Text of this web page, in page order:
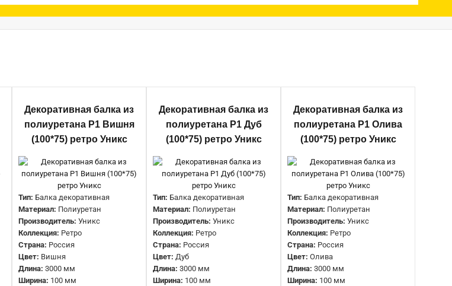
Декоративная балка из
полиуретана Р1 Венге (100*75)
ретро Уникс
3973 руб.
Тип: Балка декоративная
Материал:
Полиуретан
Производитель:
Коллекция: Ретро
Цвет: Венге
Длина: 3000 мм
Ширина: 100 мм
Высота: 75 мм
Декоративная балка из
полиуретана Р1 Вишня (100*75)
ретро Уникс
Тип:
Балка декоративная
Производитель:
Коллекция:
Декоративная балка из
полиуретана Р1 Вишня
(100*75) ретро Уникс
Тип: Балка декоративная
Материал: Полиуретан
Производитель: Уникс
Коллекция: Ретро
Страна: Россия
Цвет: Вишня
Длина: 3000 мм
Ширина: 100 мм
Декоративная балка из
полиуретана Р1 Дуб
(100*75) ретро Уникс
Тип: Балка декоративная
Материал: Полиуретан
Производитель: Уникс
Коллекция: Ретро
Страна: Россия
Цвет: Дуб
Длина: 3000 мм
Ширина: 100 мм
Декоративная балка из
полиуретана Р1 Олива
(100*75) ретро Уникс
Тип: Балка декоративная
Материал: Полиуретан
Производитель: Уникс
Коллекция: Ретро
Страна: Россия
Цвет: Олива
Длина: 3000 мм
Ширина: 100 мм